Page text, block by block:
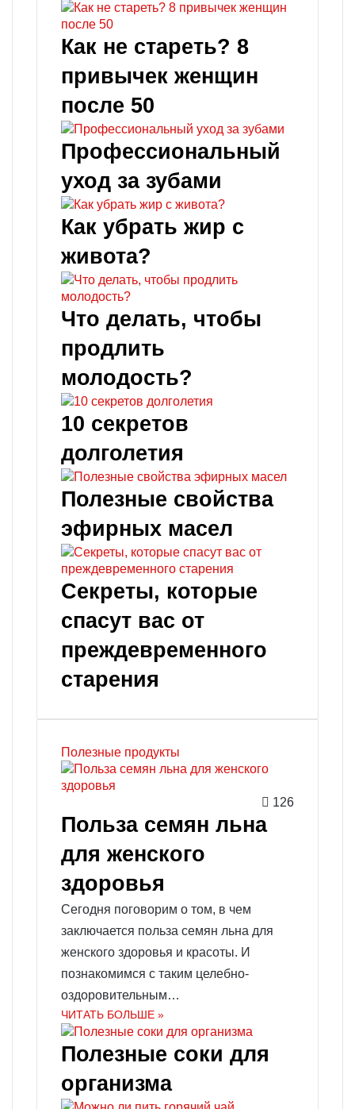
Как не стареть? 8
привычек женщин
после 50
Профессиональный
уход за зубами
Как убрать жир с
живота?
Что делать, чтобы
продлить
молодость?
10 секретов
долголетия
Полезные свойства
эфирных масел
Секреты, которые
спасут вас от
преждевременного
старения
Полезные продукты
126
Польза семян льна
для женского
здоровья
Сегодня поговорим о том, в чем
заключается польза семян льна для
женского здоровья и красоты. И
познакомимся с таким целебно-
оздоровительным…
ЧИТАТЬ БОЛЬШЕ »
Полезные соки для
организма